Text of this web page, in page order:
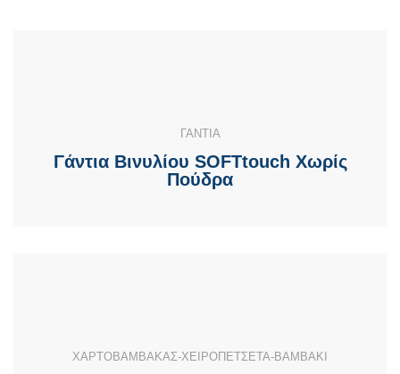
ΓΑΝΤΙΑ
Γάντια Βινυλίου SOFTtouch Χωρίς
Πούδρα
ΧΑΡΤΟΒΑΜΒΑΚΑΣ-ΧΕΙΡΟΠΕΤΣΕΤΑ-ΒΑΜΒΑΚΙ